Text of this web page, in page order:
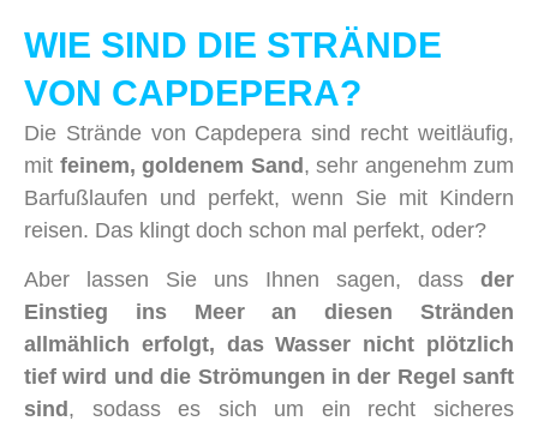
WIE SIND DIE STRÄNDE
VON CAPDEPERA?
Die Strände von Capdepera sind recht weitläufig,
mit feinem, goldenem Sand, sehr angenehm zum
Barfußlaufen und perfekt, wenn Sie mit Kindern
reisen. Das klingt doch schon mal perfekt, oder?
Aber lassen Sie uns Ihnen sagen, dass der
Einstieg ins Meer an diesen Stränden
allmählich erfolgt, das Wasser nicht plötzlich
tief wird und die Strömungen in der Regel sanft
sind , sodass es sich um ein recht sicheres